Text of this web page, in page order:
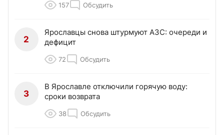
157 Обсудить
2
Ярославцы снова штурмуют АЗС: очереди и
дефицит
72 Обсудить
3
В Ярославле отключили горячую воду:
сроки возврата
38 Обсудить